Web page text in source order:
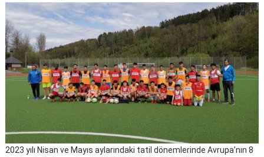
2023 yılı Nisan ve Mayıs aylarındaki tatil dönemlerinde Avrupa’nın 8